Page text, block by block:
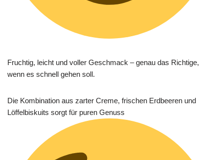
Fruchtig, leicht und voller Geschmack – genau das Richtige,
wenn es schnell gehen soll.
Die Kombination aus zarter Creme, frischen Erdbeeren und
Löffelbiskuits sorgt für puren Genuss